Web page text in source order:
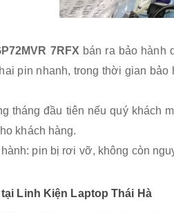
7RFX bán ra bảo hành
pin nhanh, trong thời gian
tháng đầu tiên nếu quý khách
khách hàng.
pin bị rơi vỡ, không còn
Linh Kiện Laptop Thái Hà